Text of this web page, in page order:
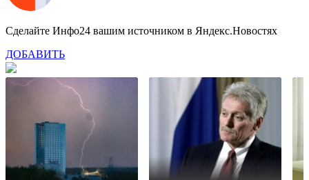
Сделайте Инфо24 вашим источником в Яндекс.Новостях
ДОБАВИТЬ